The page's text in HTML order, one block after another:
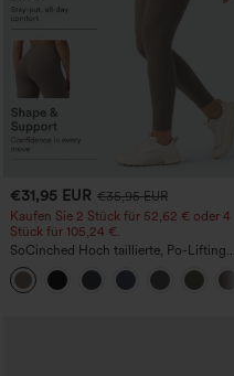
€31,95 EUR €35,95 EUR
Kaufen Sie 2 Stück für 52,62 € oder 4
Stück für 105,24 €.
SoCinched Hoch taillierte, Po-Lifting
7/8-Trainingsleggings mit
Bauchkontrolle und Seitentaschen